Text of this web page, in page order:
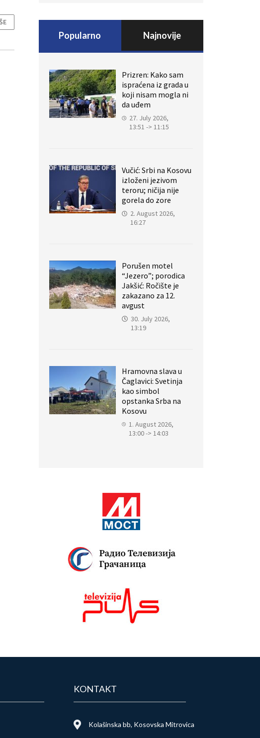
Popularno Najnovije
Prizren: Kako sam
ispraćena iz grada u
koji nisam mogla ni
da uđem
27. July 2026,
13:51 -> 11:15
Vučić: Srbi na Kosovu
izloženi jezivom
teroru; ničija nije
gorela do zore
2. August 2026,
16:27
Porušen motel
“Jezero”; porodica
Jakšić: Ročište je
zakazano za 12.
avgust
30. July 2026,
13:19
Hramovna slava u
Čaglavici: Svetinja
kao simbol
opstanka Srba na
Kosovu
1. August 2026,
13:00 -> 14:03
KONTAKT
Kolašinska bb, Kosovska Mitrovica